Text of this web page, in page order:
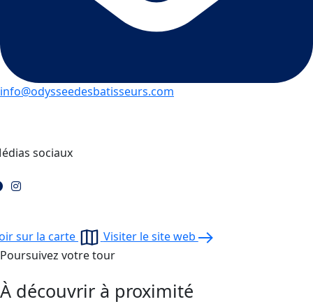
info@odysseedesbatisseurs.com
sociaux
sur la carte
Visiter le site web
Poursuivez votre tour
À découvrir à proximité